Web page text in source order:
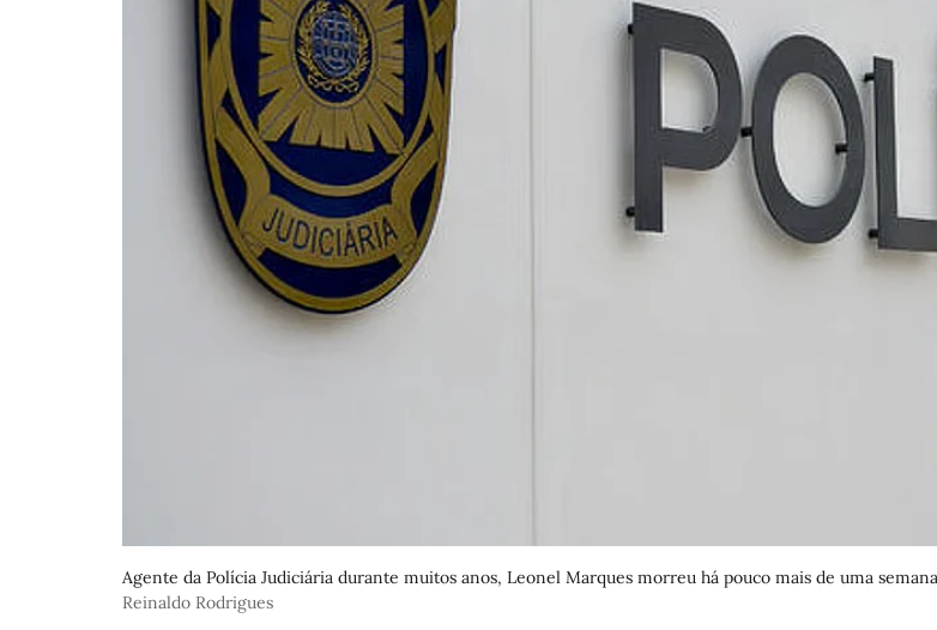
Agente da Polícia Judiciária durante muitos anos, Leonel Marques morreu há pouco mais de uma
Reinaldo Rodrigues